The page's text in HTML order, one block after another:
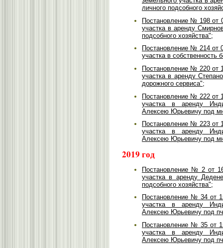
личного подсобного
Постановление № 198 от
участка в аренду
подсобного хозяйства";
Постановление № 214 от
участка в
Постановление № 220 от
участка в аренду
дорожного сервиса";
Постановление № 222 от
участка в аренду
Алексею Юрьевичу под
Постановление № 223 от
участка в аренду
Алексею Юрьевичу под
2019 год
Постановление № 2 от
участка в аренду
подсобного хозяйства";
Постановление № 34 от
участка в аренду
Алексею Юрьевичу под
Постановление № 35 от
участка в аренду
Алексею Юрьевичу под